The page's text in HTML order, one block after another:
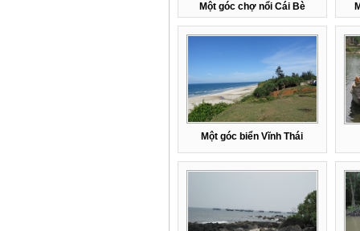
Một góc chợ nổi Cái Bè
Một góc biển Vĩnh Thái